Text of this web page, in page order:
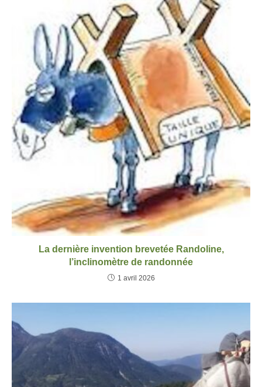
La dernière invention brevetée Randoline,
l’inclinomètre de randonnée
1 avril 2026